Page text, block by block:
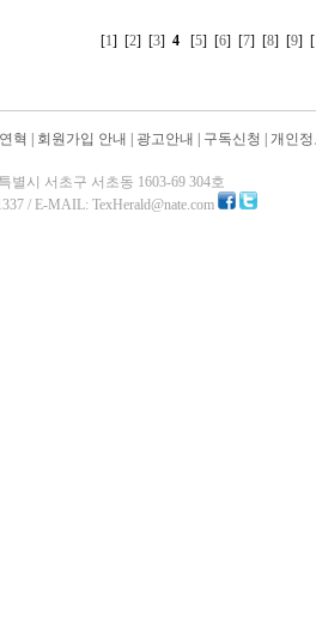
[1] [2] [3]4 [5] [6] [7] [8] [9] [
혁 회원가입 안내 광고안내 구독신청 개인
시 서초구 서초동 1603-69 304호
/ E-MAIL: TexHerald@nate.com